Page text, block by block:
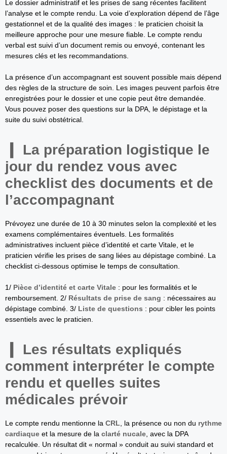
Le dossier administratif et les prises de sang récentes facilitent
l’analyse et le compte rendu. La voie d’exploration dépend de l’âge
gestationnel et de la qualité des images : le praticien choisit la
meilleure approche pour une mesure fiable. Le compte rendu
verbal est suivi d’un document remis ou envoyé, contenant les
mesures clés et les recommandations.
La présence d’un accompagnant est souvent possible mais dépend
des règles de la structure de soin. Les images peuvent parfois être
enregistrées pour le dossier et une copie peut être demandée.
Vous pouvez poser des questions sur la DPA, le dépistage et la
suite du suivi obstétrical.
La préparation logistique le
jour du rendez vous avec
checklist des documents et de
l’accompagnant
Prévoyez une durée de 10 à 30 minutes selon la complexité et les
examens complémentaires éventuels. Les formalités
administratives incluent pièce d’identité et carte Vitale, et le
praticien vérifie les prises de sang liées au dépistage combiné. La
checklist ci‑dessous optimise le temps de consultation.
1/ Pièce d’identité et carte Vitale : pour les formalités et le
remboursement. 2/ Résultats de prise de sang : nécessaires au
dépistage combiné. 3/ Liste de questions : pour cibler les points
essentiels avec le praticien.
Les résultats expliqués
comment interpréter le compte
rendu et quelles suites
médicales prévoir
Le compte rendu mentionne la CRL , la présence ou non du rythme
cardiaque et la mesure de la clarté nucale , avec la DPA
recalculée. Un résultat dit « normal » conduit au suivi standard et